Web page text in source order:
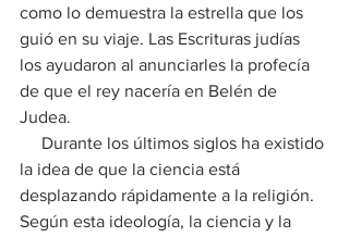
como lo demuestra la estrella que los
guió en su viaje. Las Escrituras judías
los ayudaron al anunciarles la profecía
de que el rey nacería en Belén de
Judea.
la idea de que la ciencia está
desplazando rápidamente a la religión.
Según esta ideología, la ciencia y la